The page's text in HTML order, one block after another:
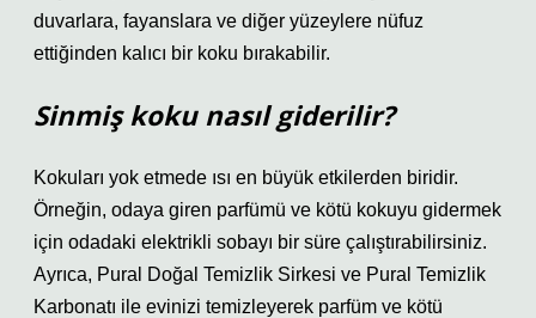
duvarlara, fayanslara ve diğer yüzeylere nüfuz
ettiğinden kalıcı bir koku bırakabilir.
Sinmiş koku nasıl giderilir?
Kokuları yok etmede ısı en büyük etkilerden biridir.
Örneğin, odaya giren parfümü ve kötü kokuyu gidermek
için odadaki elektrikli sobayı bir süre çalıştırabilirsiniz.
Ayrıca, Pural Doğal Temizlik Sirkesi ve Pural Temizlik
Karbonatı ile evinizi temizleyerek parfüm ve kötü